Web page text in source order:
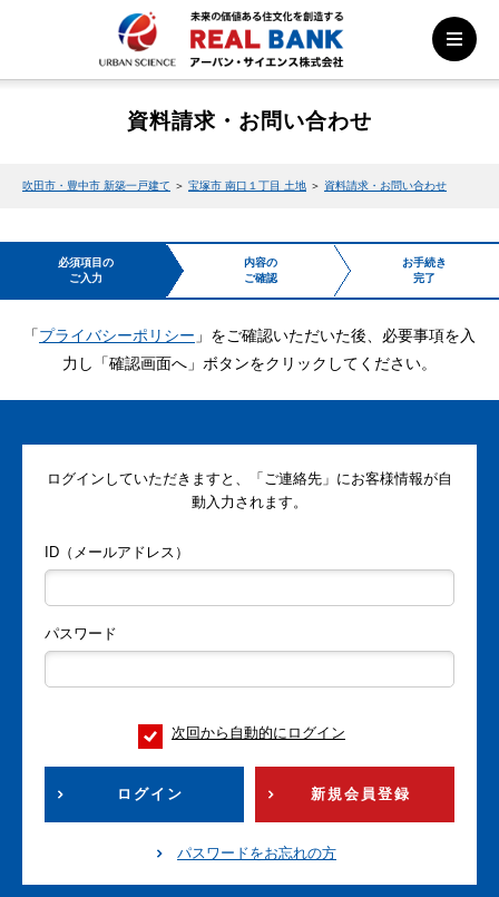
資料請求・お問い合わせ
吹田市・豊中市 新築一戸建て ＞ 宝塚市 南口１丁目 土地 ＞ 資料請求・お問い合わせ
必須項目の
ご入力
内容の
ご確認
お手続き
完了
「プライバシーポリシー 」をご確認いただいた後、必要事項を入
力し「確認画面へ」ボタンをクリックしてください。
ログインしていただきますと、「ご連絡先」にお客様情報が自
動入力されます。
ID（メールアドレス）
パスワード
次回から自動的にログイン
ログイン 新規会員登録
パスワードをお忘れの方